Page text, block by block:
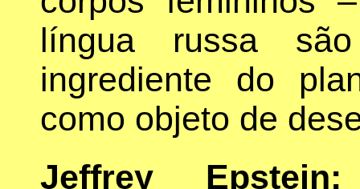
língua russa
ingrediente do
como objeto de
Jeffrey